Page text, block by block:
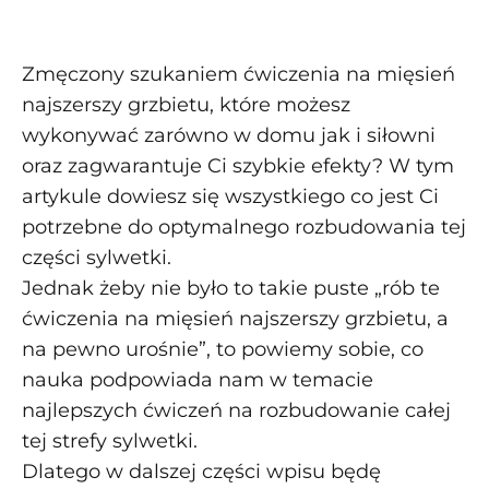
Zmęczony szukaniem ćwiczenia na mięsień
najszerszy grzbietu, które możesz
wykonywać zarówno w domu jak i siłowni
oraz zagwarantuje Ci szybkie efekty? W tym
artykule dowiesz się wszystkiego co jest Ci
potrzebne do optymalnego rozbudowania tej
części sylwetki.
Jednak żeby nie było to takie puste „rób te
ćwiczenia na mięsień najszerszy grzbietu, a
na pewno urośnie”, to powiemy sobie, co
nauka podpowiada nam w temacie
najlepszych ćwiczeń na rozbudowanie całej
tej strefy sylwetki.
Dlatego w dalszej części wpisu będę